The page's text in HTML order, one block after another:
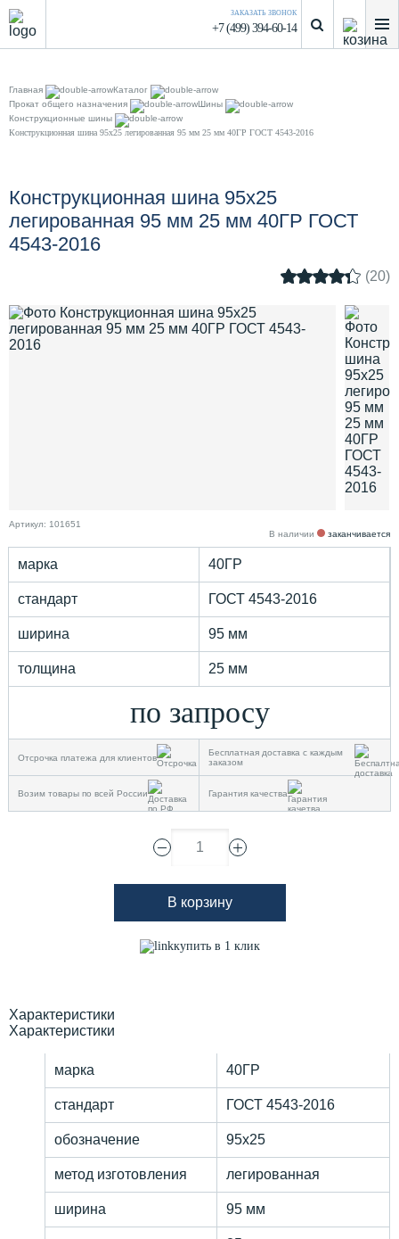
ЗАКАЗАТЬ ЗВОНОК
+7 (499) 394-60-14
Главная
Каталог
Прокат общего назначения
Шины
Конструкционные шины
Конструкционная шина 95х25 легированная 95 мм 25 мм 40ГР ГОСТ 4543-2016
Конструкционная шина 95х25
легированная 95 мм 25 мм 40ГР ГОСТ
4543-2016
(20)
Артикул: 101651
В наличии
заканчивается
марка 40ГР
стандарт ГОСТ 4543-2016
ширина 95 мм
толщина 25 мм
по запросу
Отсрочка платежа для клиентов
Бесплатная доставка с каждым
заказом
Возим товары по всей России Гарантия качества
1
В корзину
купить в 1 клик
Характеристики
Характеристики
марка 40ГР
стандарт ГОСТ 4543-2016
обозначение 95х25
метод изготовления легированная
ширина 95 мм